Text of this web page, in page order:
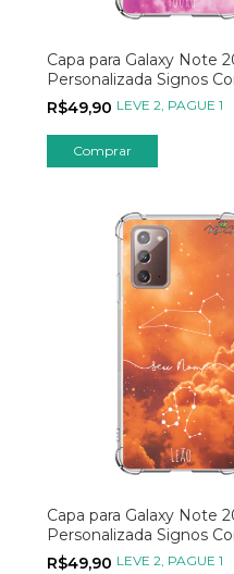
Capa para Galaxy Note
Personalizada Signos
de Touro
R$49,90 LEVE 2, PAGUE 1
Capa para Galaxy Note
Personalizada Signos
de Leão
R$49,90 LEVE 2, PAGUE 1